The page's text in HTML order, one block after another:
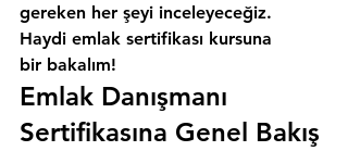
gereken her şeyi inceleyeceğiz.
Haydi emlak sertifikası kursuna
bir bakalım!
Emlak Danışmanı
Sertifikasına Genel Bakış